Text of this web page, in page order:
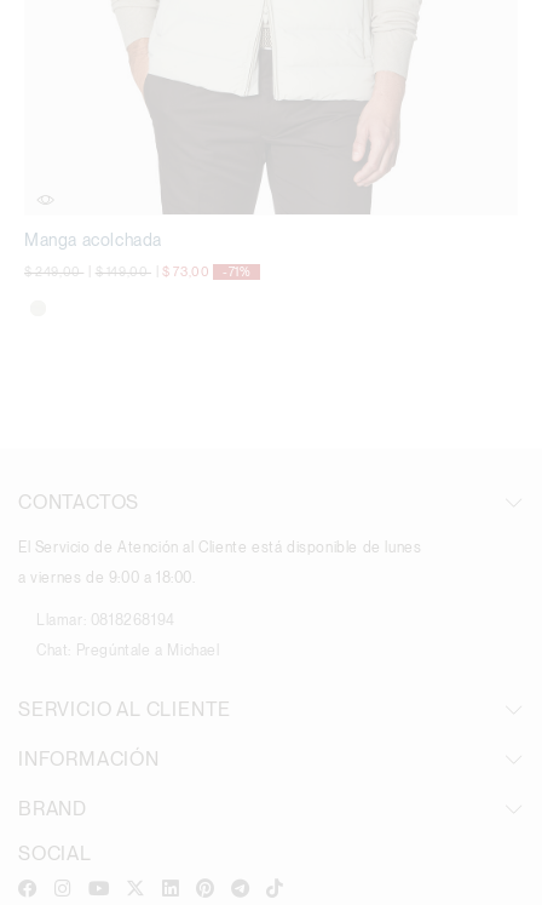
Manga acolchada
precio rebajado desde
$ 249,00a precio rebajado desde
$ 149,00a $ 73,00 -71%
CONTACTOS
El Servicio de Atención al Cliente está disponible de lunes
a viernes de 9:00 a 18:00.
Llamar: 0818268194
Chat:
Pregúntale a Michael
SERVICIO AL CLIENTE
INFORMACIÓN
BRAND
SOCIAL